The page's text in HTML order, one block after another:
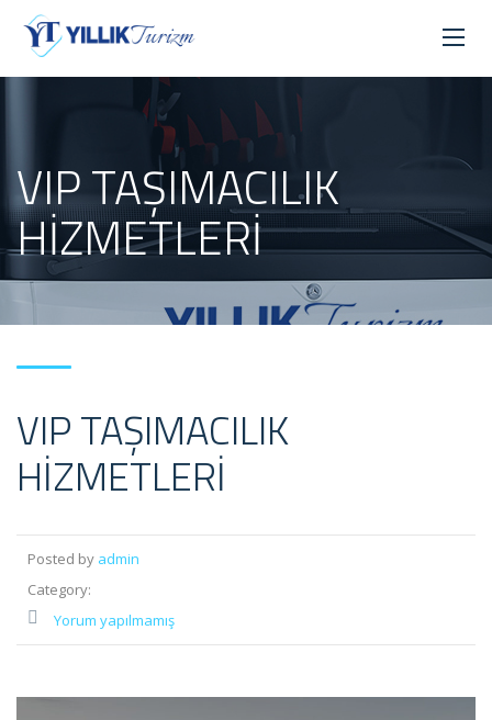
VIP TAŞIMACILIK
HIZMETLERI
VIP TAŞIMACILIK
HIZMETLERI
Posted by admin
Category:
Yorum yapılmamış